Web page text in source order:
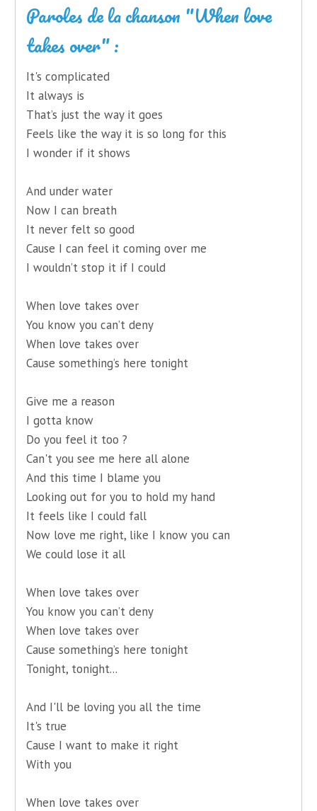
Paroles de la chanson "When love
takes over" :
It's complicated
It always is
That’s just the way it goes
Feels like the way it is so long for this
I wonder if it shows
And under water
Now I can breath
It never felt so good
Cause I can feel it coming over me
I wouldn’t stop it if I could
When love takes over
You know you can’t deny
When love takes over
Cause something’s here tonight
Give me a reason
I gotta know
Do you feel it too ?
Can't you see me here all alone
And this time I blame you
Looking out for you to hold my hand
It feels like I could fall
Now love me right, like I know you can
We could lose it all
When love takes over
You know you can’t deny
When love takes over
Cause something’s here tonight
Tonight, tonight...
And I'll be loving you all the time
It's true
Cause I want to make it right
With you
When love takes over